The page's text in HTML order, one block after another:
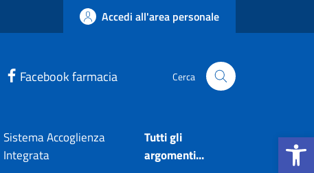
Apri la
Accedi all'area personale
Facebook farmacia Cerca
Sistema Accoglienza
Integrata
Tutti gli
argomenti...